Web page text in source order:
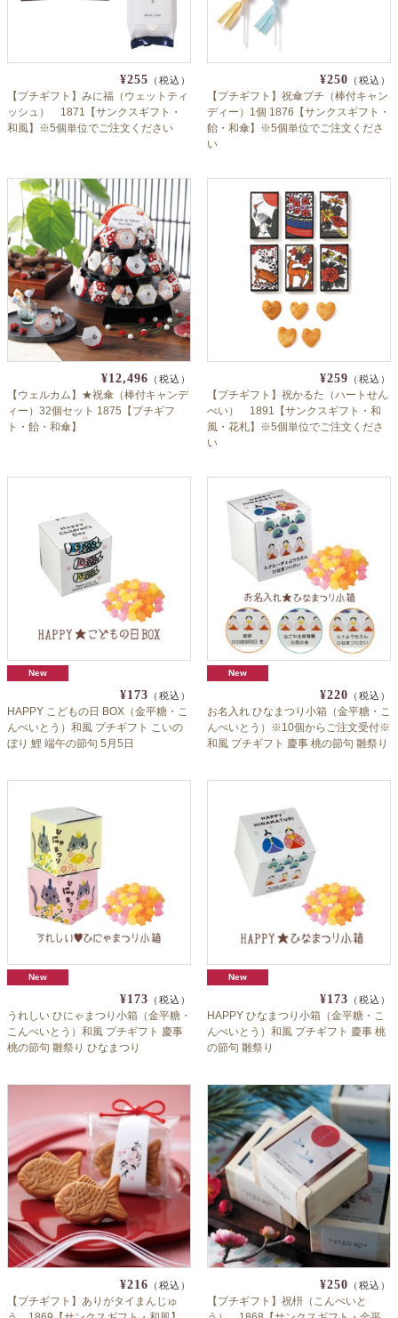
¥255 （税込）
【プチギフト】みに福（ウェットティ
ッシュ） 1871【サンクスギフト・
和風】※5個単位でご注文ください
¥250 （税込）
【プチギフト】祝傘プチ（棒付キャン
ディー）1個 1876【サンクスギフト・
飴・和傘】※5個単位でご注文くださ
い
¥12,496 （税込）
【ウェルカム】★祝傘（棒付キャンデ
ィー）32個セット 1875【プチギフ
ト・飴・和傘】
¥259 （税込）
【プチギフト】祝かるた（ハートせん
べい） 1891【サンクスギフト・和
風・花札】※5個単位でご注文くださ
い
New
¥173 （税込）
HAPPY こどもの日 BOX（金平糖・こ
んぺいとう）和風 プチギフト こいの
ぼり 鯉 端午の節句 5月5日
New
¥220 （税込）
お名入れ ひなまつり小箱（金平糖・こ
んぺいとう）※10個からご注文受付※
和風 プチギフト 慶事 桃の節句 雛祭り
New
¥173 （税込）
うれしい ひにゃまつり小箱（金平糖・
こんぺいとう）和風 プチギフト 慶事
桃の節句 雛祭り ひなまつり
New
¥173 （税込）
HAPPY ひなまつり小箱（金平糖・こ
んぺいとう）和風 プチギフト 慶事 桃
の節句 雛祭り
¥216 （税込）
【プチギフト】ありがタイまんじゅ
¥250 （税込）
【プチギフト】祝枡（こんぺいと